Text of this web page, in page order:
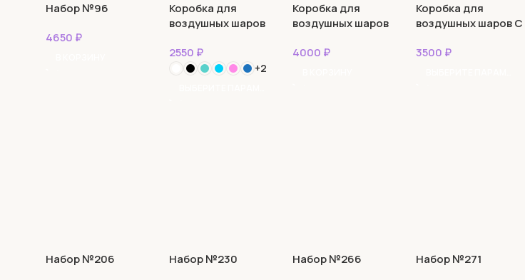
Набор №96
4650 ₽
Коробка для
воздушных шаров
2550 ₽
+2
Коробка для
воздушных шаров
4000 ₽
Коробка для
воздушных шаров С
(Без наполнения)
3500 ₽
Набор №206
Набор №230
Набор №266
Набор №271